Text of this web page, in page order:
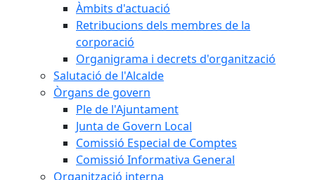
Àmbits d'actuació
Retribucions dels membres de la
corporació
Organigrama i decrets d'organització
Salutació de l'Alcalde
Òrgans de govern
Ple de l'Ajuntament
Junta de Govern Local
Comissió Especial de Comptes
Comissió Informativa General
Organització interna